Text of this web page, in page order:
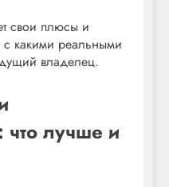
свои плюсы и
какими реальными
владелец.
лучше и